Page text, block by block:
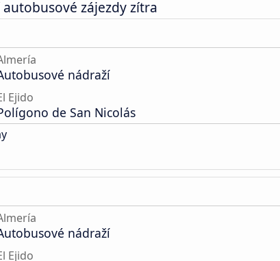
zájezdy zítra
nádraží
Ejido
de San Nicolás
nádraží
Ejido